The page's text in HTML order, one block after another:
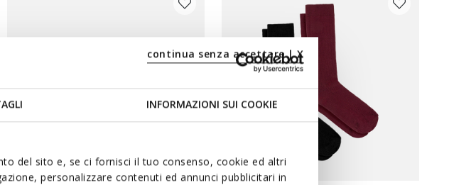
INFORMAZIONI SUI COOKIE
del sito e, se ci fornisci il tuo consenso, cookie ed altri
personalizzare contenuti ed annunci pubblicitari in
continua senza accettare | X